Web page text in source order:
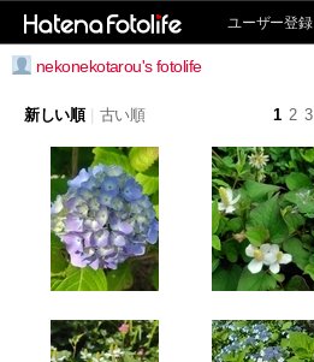
ユーザー登録
nekonekotarou's fotolife
1 2 3
新しい順 古い順